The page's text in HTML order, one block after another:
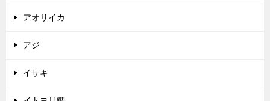
アオリイカ
アジ
イサキ